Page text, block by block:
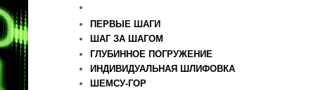
ПЕРВЫЕ ШАГИ
ШАГ ЗА ШАГОМ
ГЛУБИННОЕ ПОГРУЖЕНИЕ
ИНДИВИДУАЛЬНАЯ ШЛИФОВКА
ШЕМСУ-ГОР